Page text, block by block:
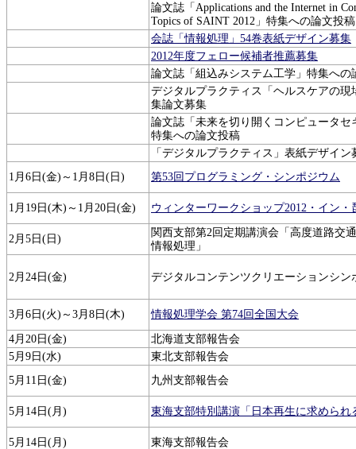
論文誌「Applications and the Internet in
Topics of SAINT 2012」特集への論文投稿
会誌「情報処理」54巻表紙デザイン募集
2012年度フェロー候補者推薦募集
論文誌「組込みシステム工学」特集への
デジタルプラクティス「ヘルスケアの現
集論文募集
論文誌「未来を切り開くコンピュータセ
特集への論文投稿
「デジタルプラクティス」表紙デザイン
1月6日(金)～1月8日(日)
第53回プログラミング・シンポジウム
1月19日(木)～1月20日(金) ウィンターワークショップ2012・イン・
2月5日(日)
関西支部第2回定期講演会「高度道路交
情報処理」
2月24日(金) デジタルコンテンツクリエーションシン
3月6日(火)～3月8日(木) 情報処理学会 第74回全国大会
4月20日(金)
北海道支部報告会
5月9日(水)
東北支部報告会
5月11日(金)
九州支部報告会
5月14日(月) 東海支部特別講演「日本再生に求められ
5月14日(月) 東海支部報告会